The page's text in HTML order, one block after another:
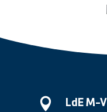
 LdE M-V